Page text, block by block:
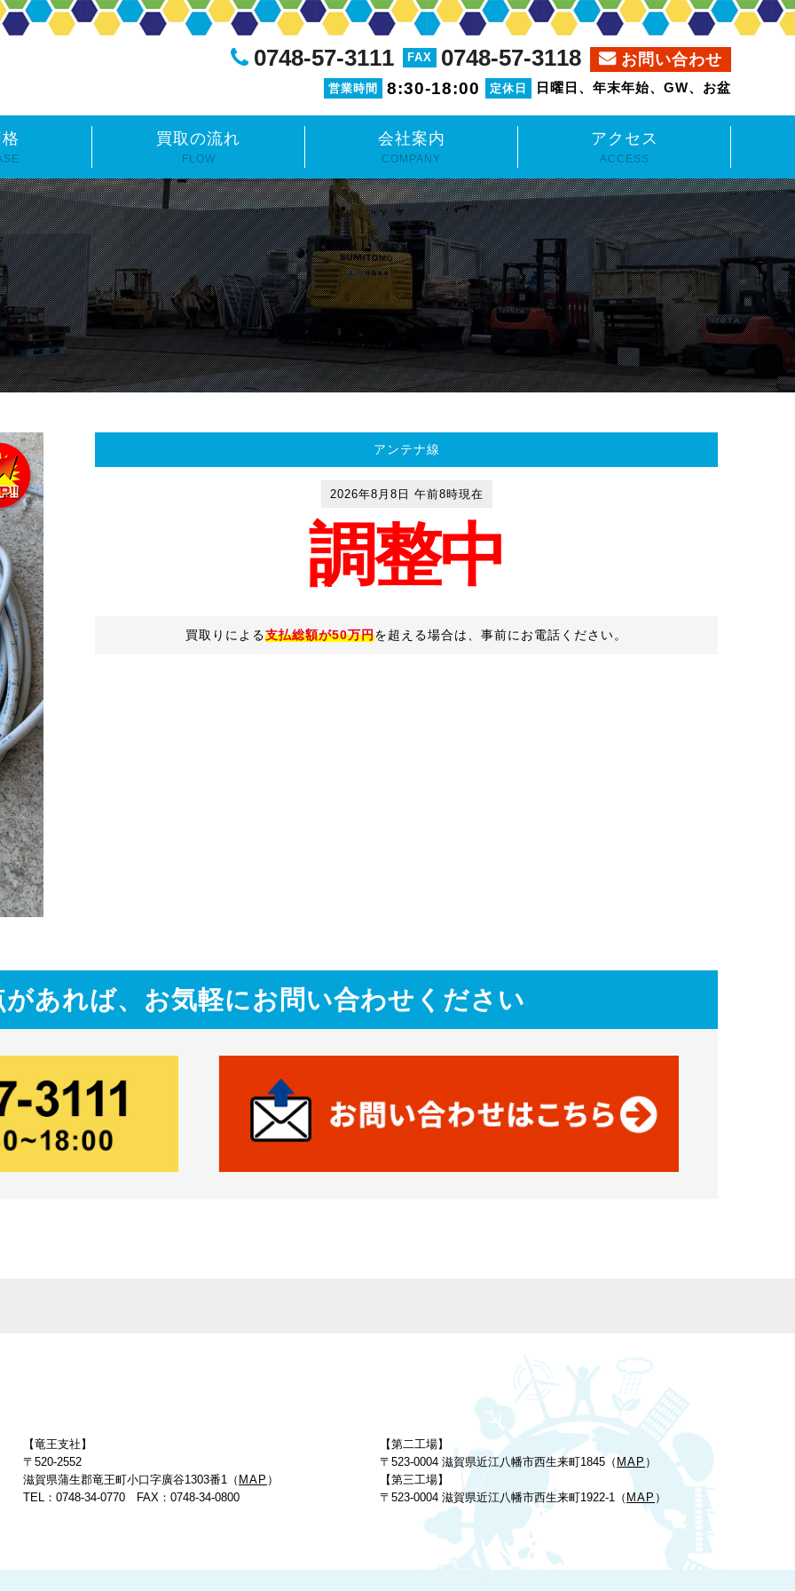
0748-57-3111 FAX 0748-57-3118 お問い合わせ
営業時間 8:30-18:00 定休日 日曜日、年末年始、GW、お盆
買取の流れ
FLOW
会社案内
COMPANY
アクセス
ACCESS
アンテナ線
2026年8月8日 午前8時現在
調整中
買取りによる支払総額が50万円を超える場合は、事前にお電話ください。
あれば、お気軽にお問い合わせください
【竜王支社】
〒520-2552
滋賀県蒲生郡竜王町小口字廣谷1303番1（ MAP ）
TEL：0748-34-0770 FAX：0748-34-0800
【第二工場】
〒523-0004 滋賀県近江八幡市西生来町1845（ MAP ）
【第三工場】
〒523-0004 滋賀県近江八幡市西生来町1922-1（ MAP ）